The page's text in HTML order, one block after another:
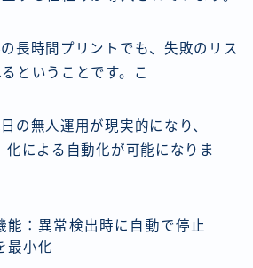
長時間プリントでも、失敗のリス
ということです。こ
の無人運用が現実的になり、
化による自動化が可能になりま
能：異常検出時に自動で停止
最小化